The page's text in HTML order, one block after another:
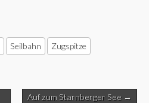
Seilbahn Zugspitze
Auf zum Starnberger See →